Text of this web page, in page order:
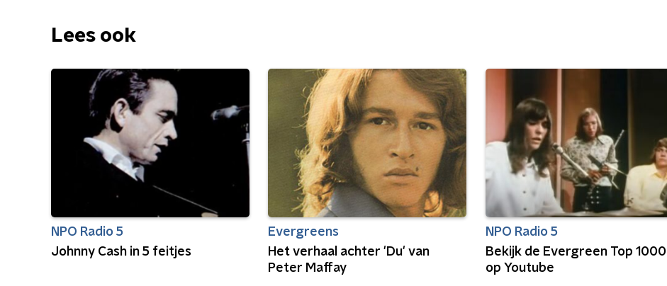
Lees ook
NPO Radio 5
Johnny Cash in 5 feitjes
Evergreens
Het verhaal achter 'Du' van
Peter Maffay
NPO Radio 5
Bekijk de Evergreen Top 1000
op Youtube